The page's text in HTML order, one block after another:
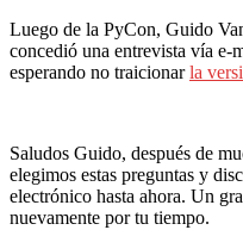
Luego de la PyCon, Guido
concedió una entrevista vía e-
esperando no traicionarla
Saludos Guido, después de
elegimos estas preguntas y
electrónico hasta ahora. Un
nuevamente por tu tiempo.